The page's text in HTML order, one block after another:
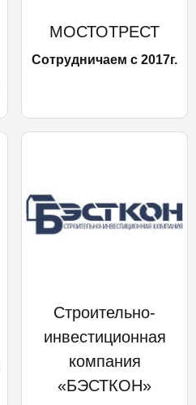
МОСТОТРЕСТ
Сотрудничаем с 2017г.
Строительно-
инвестиционная
компания
«БЭСТКОН»